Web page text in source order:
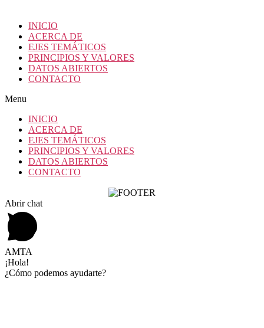
INICIO
ACERCA DE
EJES TEMÁTICOS
PRINCIPIOS Y VALORES
DATOS ABIERTOS
CONTACTO
Menu
INICIO
ACERCA DE
EJES TEMÁTICOS
PRINCIPIOS Y VALORES
DATOS ABIERTOS
CONTACTO
Abrir chat
AMTA
¡Hola!
¿Cómo podemos ayudarte?